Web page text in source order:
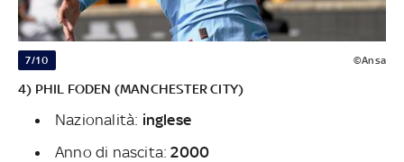
7/10 ©Ansa
4) PHIL FODEN (MANCHESTER CITY)
Nazionalità: inglese
Anno di nascita:2000